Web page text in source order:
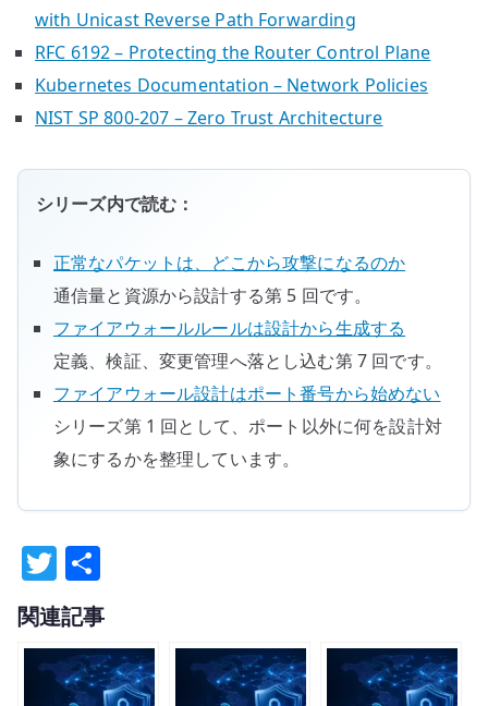
with Unicast Reverse Path Forwarding
RFC 6192 – Protecting the Router Control Plane
Kubernetes Documentation – Network Policies
NIST SP 800-207 – Zero Trust Architecture
シリーズ内で読む：
正常なパケットは、どこから攻撃になるのか
通信量と資源から設計する第 5 回です。
ファイアウォールルールは設計から生成する
定義、検証、変更管理へ落とし込む第 7 回です。
ファイアウォール設計はポート番号から始めない
シリーズ第 1 回として、ポート以外に何を設計対
象にするかを整理しています。
T
w
it
te
有
関連記事